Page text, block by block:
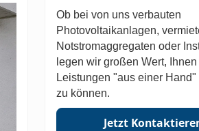
Ob bei von uns verbauten
Photovoltaikanlagen,
Notstromaggregaten oder
legen wir großen Wert,
Leistungen "aus einer Hand"
zu können.
Jetzt